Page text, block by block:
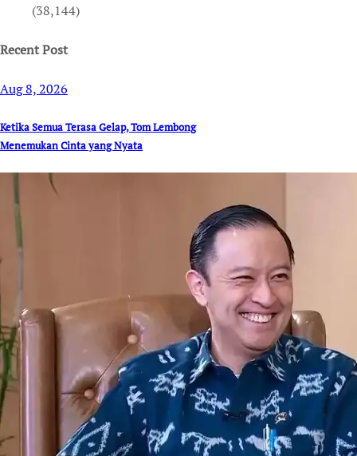
(38,144)
Recent Post
Aug 8, 2026
Ketika Semua Terasa Gelap, Tom Lembong
Menemukan Cinta yang Nyata